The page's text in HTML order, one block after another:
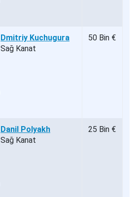
Dmitriy Kuchugura
Sağ Kanat
50 Bin €
Danil Polyakh
Sağ Kanat
25 Bin €